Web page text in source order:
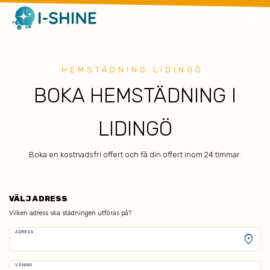
HEMSTÄDNING LIDINGÖ
BOKA HEMSTÄDNING I
LIDINGÖ
Boka en kostnadsfri offert och få din offert inom 24 timmar.
VÄLJ ADRESS
Vilken adress ska städningen utföras på?
ADRESS
location_on
VÅNING